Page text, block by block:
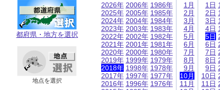
都府県・地方を選択
地点を選択
2026年
2025年
2024年
2023年
2022年
2021年
2020年
2019年
2018年
2017年
2016年
2006年
2005年
2004年
2003年
2002年
2001年
2000年
1999年
1998年
1997年
1996年
1986年
1985年
1984年
1983年
1982年
1981年
1980年
1979年
1978年
1977年
1976年
1月
2月
3月
4月
5月
6月
7月
8月
9月
10月
11月
1日
2日
3日
4日
5日
6日
7日
8日
9日
10日
11日